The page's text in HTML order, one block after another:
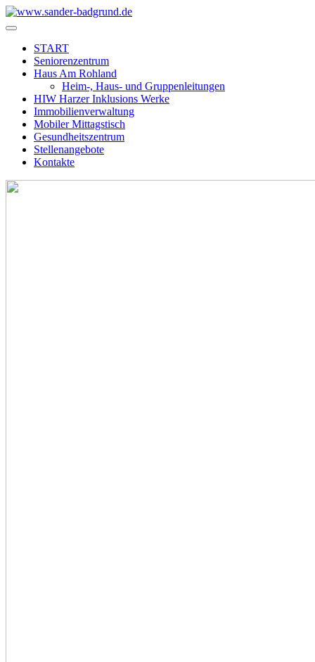
START
Seniorenzentrum
Haus Am Rohland
Heim-, Haus- und Gruppenleitungen
HIW Harzer Inklusions Werke
Immobilienverwaltung
Mobiler Mittagstisch
Gesundheitszentrum
Stellenangebote
Kontakte